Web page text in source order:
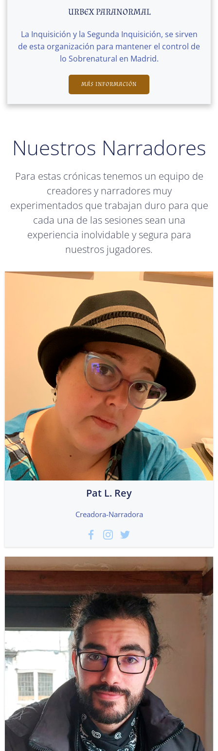
URBEX PARANORMAL
La Inquisición y la Segunda Inquisición, se sirven
de esta organización para mantener el control de
lo Sobrenatural en Madrid.
MÁS INFORMACIÓN
Nuestros Narradores
Para estas crónicas tenemos un equipo de
creadores y narradores muy
experimentados que trabajan duro para que
cada una de las sesiones sean una
experiencia inolvidable y segura para
nuestros jugadores.
Pat L. Rey
Creadora-Narradora